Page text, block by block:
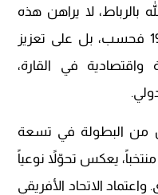
بالرباط، لا يراهن هذه
المرة على اللقب الغائب منذ 1976 فحسب، بل على تعزيز
في القارة،
من البطولة في تسعة
ملاعب بست مدن، وبمشاركة 24 منتخباً، يعكس تحوّلاً نوعياً
الاتحاد الأفريقي